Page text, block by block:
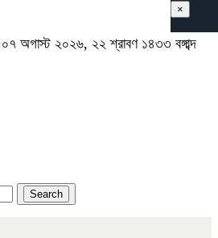
অগাস্ট ২০২৬, ২২ শ্রাবণ ১৪৩৩ বঙ্গাব্দ
×